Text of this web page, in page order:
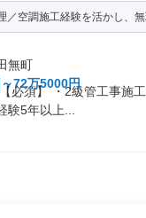
／空調施工経験を活かし、
無町
72万5000円
必須】 ・2級管工事施
験5年以上...